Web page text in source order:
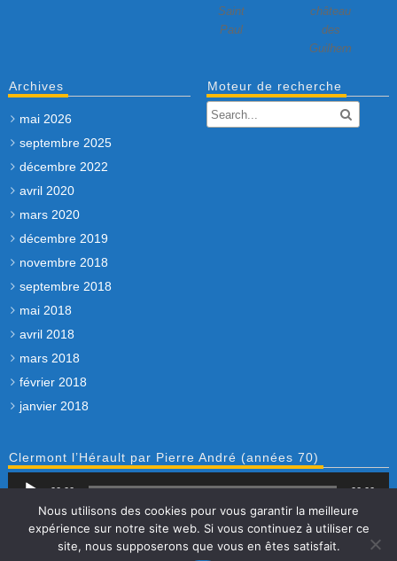
Saint
Paul
château
des
Guilhem
Archives
mai 2026
septembre 2025
décembre 2022
avril 2020
mars 2020
décembre 2019
novembre 2018
septembre 2018
mai 2018
avril 2018
mars 2018
février 2018
janvier 2018
Moteur de recherche
Clermont l’Hérault par Pierre André (années 70)
audio
00:00 00:00
Accueil Contact
Mentions légales et politique de
confidentialité
Sommaire du site
Nous utilisons des cookies pour vous garantir la meilleure
expérience sur notre site web. Si vous continuez à utiliser ce
site, nous supposerons que vous en êtes satisfait.